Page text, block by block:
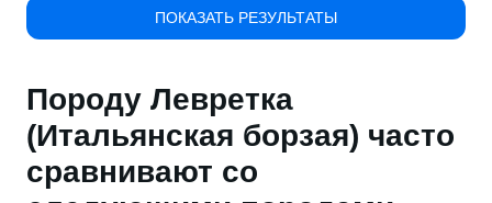
ПОКАЗАТЬ РЕЗУЛЬТАТЫ
Породу Левретка
(Итальянская борзая) часто
сравнивают со